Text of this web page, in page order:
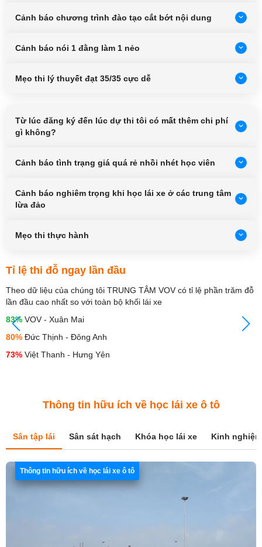
Cảnh báo chương trình đào tạo cắt bớt nội dung
Cảnh báo nói 1 đằng làm 1 nẻo
Mẹo thi lý thuyết đạt 35/35 cực dễ
Từ lúc đăng ký đến lúc dự thi tôi có mất thêm chi phí
gì không?
Cảnh báo tình trạng giá quá rẻ nhồi nhét học viên
Cảnh báo nghiêm trọng khi học lái xe ở các trung tâm
lừa đảo
Mẹo thi thực hành
Tỉ lệ thi đỗ ngay lần đầu
Theo dữ liệu của chúng tôi TRUNG TÂM VOV có tỉ lệ phần trăm đỗ
lần đầu cao nhất so với toàn bộ khối lái xe
83% VOV - Xuân Mai
80% Đức Thịnh - Đông Anh
73% Việt Thanh - Hưng Yên
Thông tin hữu ích về học lái xe ô tô
Sân tập lái Sân sát hạch Khóa học lái xe Kinh
Thông tin hữu ích về học lái xe ô tô